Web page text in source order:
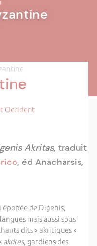
|
Occident
Akritas, traduit
, éd Anacharsis,
de Digenis,
mais aussi sous
dits « akritiques »
akrites, gardiens des